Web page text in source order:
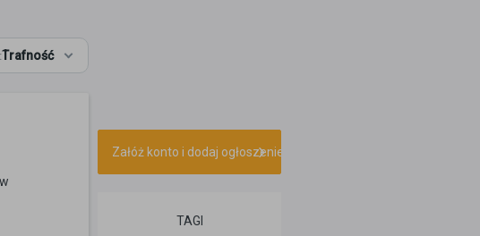
Trafność
Załóż konto i dodaj ogłoszenie
TAGI